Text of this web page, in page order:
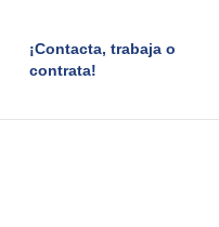
¡Contacta, trabaja o
contrata!